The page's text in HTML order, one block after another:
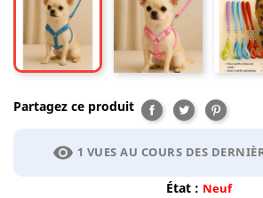
Partagez ce produit Partager
Tweet
visibility 1 VUES AU COURS DES
État : Neuf